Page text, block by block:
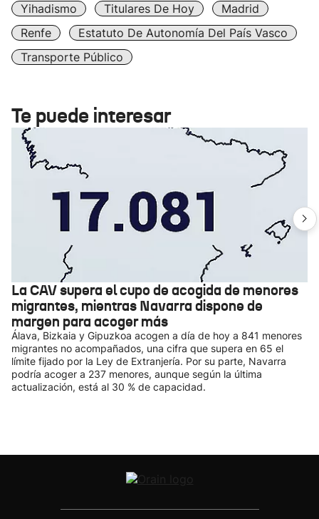
Yihadismo
Titulares De Hoy
Madrid
Renfe
Estatuto De Autonomía Del País Vasco
Transporte Público
Te puede interesar
La CAV supera el cupo de acogida de menores
migrantes, mientras Navarra dispone de
margen para acoger más
Álava, Bizkaia y Gipuzkoa acogen a día de hoy a 841 menores
migrantes no acompañados, una cifra que supera en 65 el
límite fijado por la Ley de Extranjería. Por su parte, Navarra
podría acoger a 237 menores, aunque según la última
actualización, está al 30 % de capacidad.